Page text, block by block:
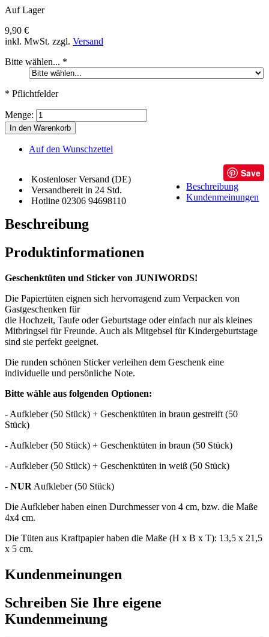
Auf Lager
9,90 €
inkl. MwSt. zzgl. Versand
Bitte wählen... *
* Pflichtfelder
Menge:
In den Warenkorb
Auf den Wunschzettel
Kostenloser Versand (DE)
Versandbereit in 24 Std.
Hotline 02306 94698110
Save
Beschreibung
Kundenmeinungen
Beschreibung
Produktinformationen
Geschenktüten und Sticker von JUNIWORDS!
Die Papiertüten eignen sich hervorragend zum Verpacken von
Gastgeschenken für
die Hochzeit, Taufe oder Geburtstage oder einfach nur als kleines
Mitbringsel für Freunde. Auch als Mitgebsel für Kindergeburtstage
sind sie perfekt geeignet.
Die runden schönen Sticker verleihen dem Geschenk eine
individuelle und persönliche Note.
Bitte wähle aus folgenden Optionen:
- Aufkleber (50 Stück) + Geschenktüten in braun gestreift (50
Stück)
- Aufkleber (50 Stück) + Geschenktüten in braun (50 Stück)
- Aufkleber (50 Stück) + Geschenktüten in weiß (50 Stück)
- NUR Aufkleber (50 Stück)
Die Aufkleber haben einen Durchmesser von 4 cm, bzw. die Maße
4x4 cm.
Die Tüten aus Kraftpapier haben die Maße (H x B x T): 13,5 x 21,5
x 5 cm.
Kundenmeinungen
Schreiben Sie Ihre eigene
Kundenmeinung